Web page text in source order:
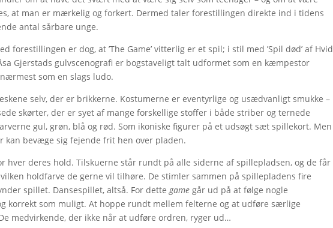
at man er mærkelig og forkert. Dermed taler forestillingen direkte ind i tidens
antal sårbare unge.
forestillingen er dog, at ’The Game’ vitterlig er et spil; i stil med ’Spil død’ af Hvid
Gjerstads gulvscenografi er bogstaveligt talt udformet som en kæmpestor
som en slags ludo.
selv, der er brikkerne. Kostumerne er eventyrlige og usædvanligt smukke –
skørter, der er syet af mange forskellige stoffer i både striber og ternede
gul, grøn, blå og rød. Som ikoniske figurer på et udsøgt sæt spillekort. Men
kan bevæge sig fejende frit hen over pladen.
hver deres hold. Tilskuerne står rundt på alle siderne af spillepladsen, og de får
holdfarve de gerne vil tilhøre. De stimler sammen på spillepladens fire
spillet. Dansespillet, altså. For dettegame går ud på at følge nogle
korrekt som muligt. At hoppe rundt mellem felterne og at udføre særlige
medvirkende, der ikke når at udføre ordren, ryger ud…